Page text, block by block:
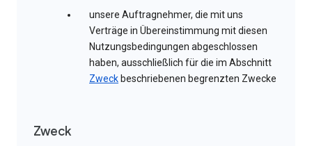
unsere Auftragnehmer, die mit uns
Verträge in Übereinstimmung mit diesen
Nutzungsbedingungen abgeschlossen
haben, ausschließlich für die im Abschnitt
Zweck beschriebenen begrenzten Zwecke
Zweck